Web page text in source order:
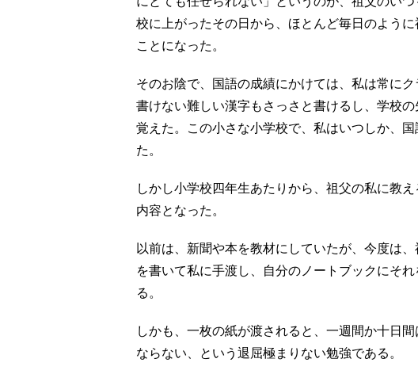
校に上がったその日から、ほとんど毎日のよう
ことになった。
そのお陰で、国語の成績にかけては、私は常に
書けない難しい漢字もさっさと書けるし、学校
覚えた。この小さな小学校で、私はいつしか、
た。
しかし小学校四年生あたりから、祖父の私に教
内容となった。
以前は、新聞や本を教材にしていたが、今度は
を書いて私に手渡し、自分のノートブックにそ
る。
しかも、一枚の紙が渡されると、一週間か十日
ならない、という退屈極まりない勉強である。